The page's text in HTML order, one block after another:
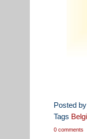
Posted by
Tags
0 comments